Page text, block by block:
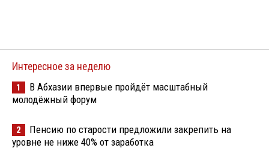
Интересное за неделю
1
В Абхазии впервые пройдёт масштабный
молодёжный форум
2
Пенсию по старости предложили закрепить на
уровне не ниже 40% от заработка